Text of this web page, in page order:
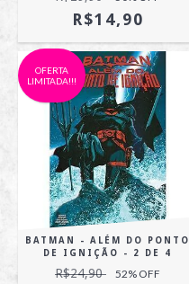
R$14,90
OFERTA
LIMITADA!!!
BATMAN - ALÉM DO PONTO
DE IGNIÇÃO - 2 DE 4
R$24,90 52% OFF